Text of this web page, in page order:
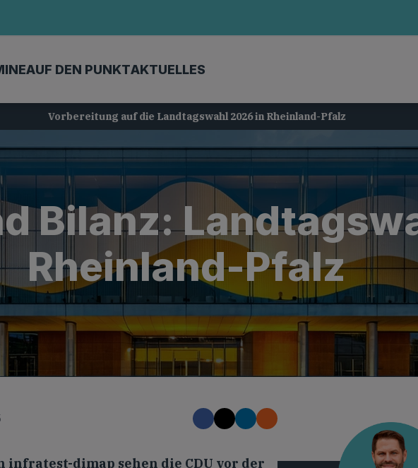
AUF DEN PUNKTAKTUELLES
Vorbereitung auf die Landtagswahl 2026 in Rheinland-Pfalz
Bilanz:
Rheinland-Pfalz
dimap sehen die CDU vor der